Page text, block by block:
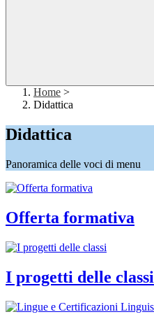
Home >
Didattica
Didattica
Panoramica delle voci di menu
Offerta formativa
I progetti delle classi